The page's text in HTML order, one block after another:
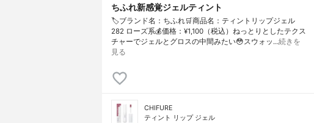
ちふれ新感覚ジェルティント
🏷ブランド名：ちふれ🛒商品名：ティントリップジェル
282 ローズ系💰価格：¥1,100（税込）ねっとりとしたテクス
チャーでジェルとグロスの中間みたい😳スウォッ…続きを
見る
CHIFURE
ティント リップ ジェル